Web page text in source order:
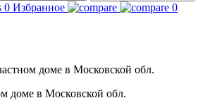
0 Избранное
0
доме в Московской обл.
доме в Московской обл.